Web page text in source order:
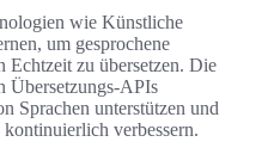
wie Künstliche
um gesprochene
Echtzeit zu übersetzen. Die
Übersetzungs-APIs
Sprachen unterstützen und
verbessern.